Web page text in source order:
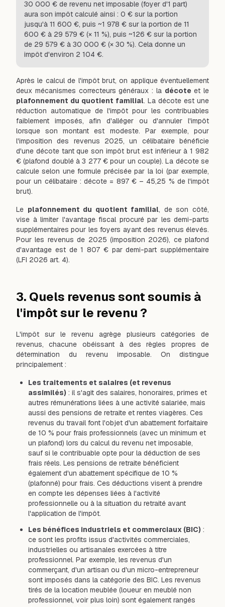
30 000 € de revenu net imposable (foyer d'1 part)
aura son impôt calculé ainsi : 0 € sur la portion
jusqu'à 11 600 €, puis ~1 978 € sur la portion de 11
600 € à 29 579 € (× 11 %), puis ~126 € sur la portion
de 29 579 € à 30 000 € (× 30 %). Cela donne un
impôt d'environ 2 104 €.
Après le calcul de l'impôt brut, on applique éventuellement
deux mécanismes correcteurs généraux : la décote et le
plafonnement du quotient familial. La décote est une
réduction automatique de l'impôt pour les contribuables
faiblement imposés, afin d'alléger ou d'annuler l'impôt
lorsque son montant est modeste. Par exemple, pour
l'imposition des revenus 2025, un célibataire bénéficie
d'une décote tant que son impôt brut est inférieur à 1 982
€ (plafond doublé à 3 277 € pour un couple). La décote se
calcule selon une formule précisée par la loi (par exemple,
pour un célibataire : décote = 897 € – 45,25 % de l'impôt
brut).
Le plafonnement du quotient familial, de son côté,
vise à limiter l'avantage fiscal procuré par les demi-parts
supplémentaires pour les foyers ayant des revenus élevés.
Pour les revenus de 2025 (imposition 2026), ce plafond
d'avantage est de 1 807 € par demi-part supplémentaire
(LFI 2026 art. 4).
3. Quels revenus sont soumis à
l'impôt sur le revenu ?
L'impôt sur le revenu agrège plusieurs catégories de
revenus, chacune obéissant à des règles propres de
détermination du revenu imposable. On distingue
principalement :
Les traitements et salaires (et revenus
assimilés) : il s'agit des salaires, honoraires, primes et
autres rémunérations liées à une activité salariée, mais
aussi des pensions de retraite et rentes viagères. Ces
revenus du travail font l'objet d'un abattement forfaitaire
de 10 % pour frais professionnels (avec un minimum et
un plafond) lors du calcul du revenu net imposable,
sauf si le contribuable opte pour la déduction de ses
frais réels. Les pensions de retraite bénéficient
également d'un abattement spécifique de 10 %
(plafonné) pour frais. Ces déductions visent à prendre
en compte les dépenses liées à l'activité
professionnelle ou à la situation du retraité avant
l'application de l'impôt.
Les bénéfices industriels et commerciaux (BIC) :
ce sont les profits issus d'activités commerciales,
industrielles ou artisanales exercées à titre
professionnel. Par exemple, les revenus d'un
commerçant, d'un artisan ou d'un micro-entrepreneur
sont imposés dans la catégorie des BIC. Les revenus
tirés de la location meublée (loueur en meublé non
professionnel, voir plus loin) sont également rangés